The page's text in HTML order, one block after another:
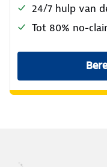
24/7 hulp van
Tot 80% no-